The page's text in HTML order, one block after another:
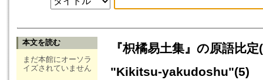
本文を読む
まだ本館にオーソラ
イズされていません
『枳橘易土集』の原語
"Kikitsu-yakudoshu"(5)